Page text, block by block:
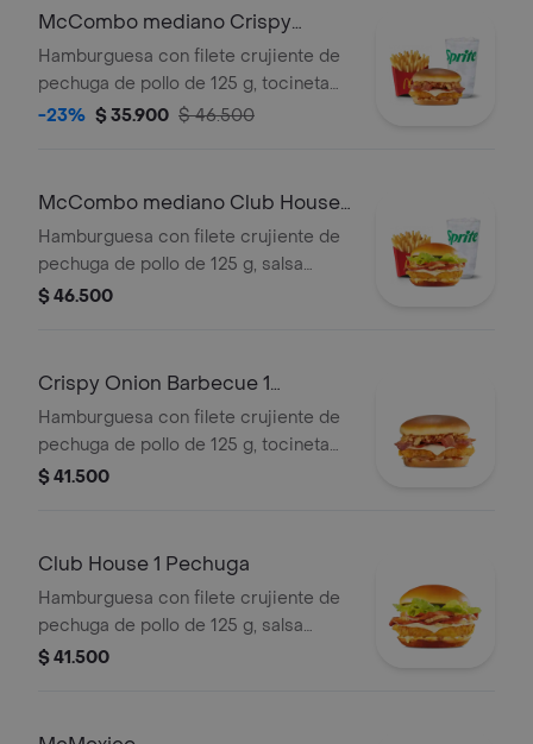
Acompañada de papas fritas
medianas y bebida mediana a
elección.
McCombo mediano Crispy
Onion Barbecue 1 Pechuga
Hamburguesa con filete crujiente de
pechuga de pollo de 125 g, tocineta
ahumada, queso blanco cremoso,
Acompañada de papas fritas
elección.
-23% $ 35.900 $ 46.500
McCombo mediano Club House 1
Pechuga
Hamburguesa con filete crujiente de
pechuga de pollo de 125 g, salsa
especial, lechuga fresca, tomate,
Acompañada de papas fritas
medianas y bebida mediana a
elección.
$ 46.500
Crispy Onion Barbecue 1
Pechuga
Hamburguesa con filete crujiente de
pechuga de pollo de 125 g, tocineta
ahumada, queso blanco cremoso,
$ 41.500
Club House 1 Pechuga
Hamburguesa con filete crujiente de
pechuga de pollo de 125 g, salsa
especial, lechuga fresca, tomate,
$ 41.500